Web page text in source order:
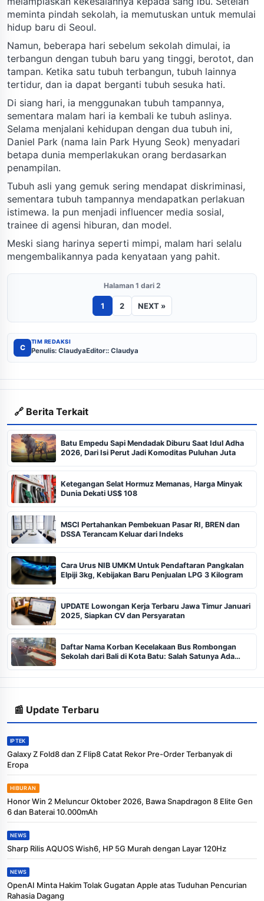
meminta pindah sekolah, ia memutuskan untuk memulai
hidup baru di Seoul.
Namun, beberapa hari sebelum sekolah dimulai, ia
terbangun dengan tubuh baru yang tinggi, berotot, dan
tampan. Ketika satu tubuh terbangun, tubuh lainnya
tertidur, dan ia dapat berganti tubuh sesuka hati.
Di siang hari, ia menggunakan tubuh tampannya,
sementara malam hari ia kembali ke tubuh aslinya.
Selama menjalani kehidupan dengan dua tubuh ini,
Daniel Park (nama lain Park Hyung Seok) menyadari
betapa dunia memperlakukan orang berdasarkan
penampilan.
Tubuh asli yang gemuk sering mendapat diskriminasi,
sementara tubuh tampannya mendapatkan perlakuan
istimewa. Ia pun menjadi influencer media sosial,
trainee di agensi hiburan, dan model.
Meski siang harinya seperti mimpi, malam hari selalu
mengembalikannya pada kenyataan yang pahit.
Halaman 1 dari 2
1 2 NEXT »
C
TIM REDAKSI
Penulis: ClaudyaEditor:: Claudya
🔗 Berita Terkait
Batu Empedu Sapi Mendadak Diburu Saat Idul Adha
2026, Dari Isi Perut Jadi Komoditas Puluhan Juta
Ketegangan Selat Hormuz Memanas, Harga Minyak
Dunia Dekati US$ 108
MSCI Pertahankan Pembekuan Pasar RI, BREN dan
DSSA Terancam Keluar dari Indeks
Cara Urus NIB UMKM Untuk Pendaftaran Pangkalan
Elpiji 3kg, Kebijakan Baru Penjualan LPG 3 Kilogram
UPDATE Lowongan Kerja Terbaru Jawa Timur Januari
2025, Siapkan CV dan Persyaratan
Daftar Nama Korban Kecelakaan Bus Rombongan
Sekolah dari Bali di Kota Batu: Salah Satunya Ada
📰 Update Terbaru
IPTEK
Galaxy Z Fold8 dan Z Flip8 Catat Rekor Pre-Order Terbanyak di
Eropa
HIBURAN
Honor Win 2 Meluncur Oktober 2026, Bawa Snapdragon 8 Elite Gen
6 dan Baterai 10.000mAh
NEWS
Sharp Rilis AQUOS Wish6, HP 5G Murah dengan Layar 120Hz
NEWS
OpenAI Minta Hakim Tolak Gugatan Apple atas Tuduhan Pencurian
Rahasia Dagang